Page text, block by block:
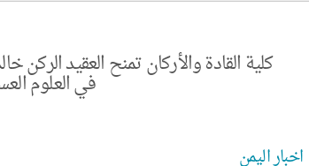
كلية القادة والأركان تمنح العقيد الركن
في العلوم
اخبار اليمن